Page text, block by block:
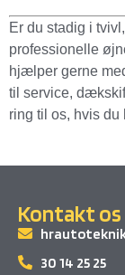
Er du stadig i
professionelle
hjælper gerne
til service,
ring til os, hvis du
Kontakt os
30 14 25 25